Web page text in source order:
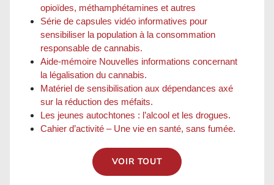
opioïdes, méthamphétamines et autres
Série de capsules vidéo informatives pour
sensibiliser la population à la consommation
responsable de cannabis.
Aide-mémoire Nouvelles informations concernant
la légalisation du cannabis.
Matériel de sensibilisation aux dépendances axé
sur la réduction des méfaits.
Les jeunes autochtones : l’alcool et les drogues.
Cahier d’activité – Une vie en santé, sans fumée.
VOIR TOUT